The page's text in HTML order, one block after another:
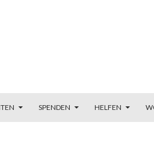
SPENDEN HELFEN